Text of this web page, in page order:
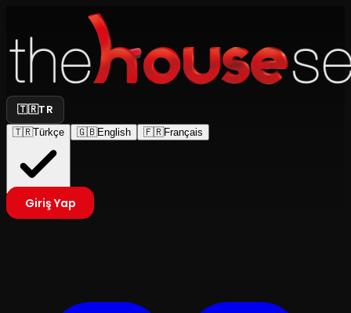
🇹🇷TR
🇹🇷Türkçe 🇬🇧English 🇫🇷Français
Giriş Yap